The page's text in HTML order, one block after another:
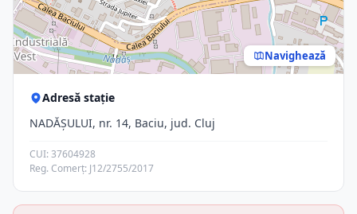
Navighează
Adresă stație
NADĂȘULUI, nr. 14, Baciu, jud. Cluj
CUI: 37604928
Reg. Comerț: J12/2755/2017